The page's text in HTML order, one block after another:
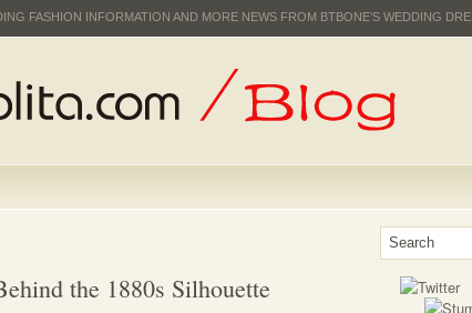
FASHION INFORMATION AND MORE NEWS FROM BTBONE’S WEDDING
the 1880s Silhouette